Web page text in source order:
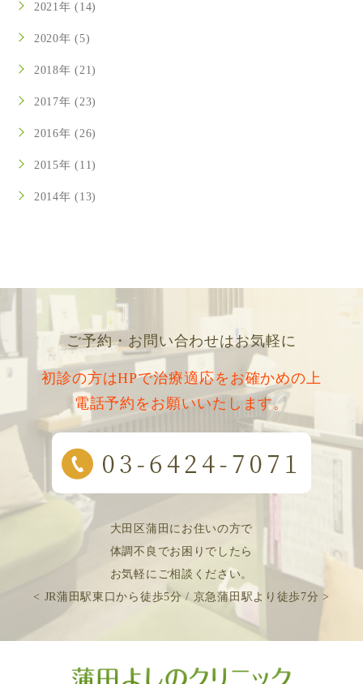
2021年 (14)
2020年 (5)
2018年 (21)
2017年 (23)
2016年 (26)
2015年 (11)
2014年 (13)
ご予約・お問い合わせはお気軽に
初診の方はHPで治療適応をお確かめの上
電話予約をお願いいたします。
大田区蒲田にお住いの方で
体調不良でお困りでしたら
お気軽にご相談ください。
< JR蒲田駅東口から徒歩5分 / 京急蒲田駅より徒歩7分 >